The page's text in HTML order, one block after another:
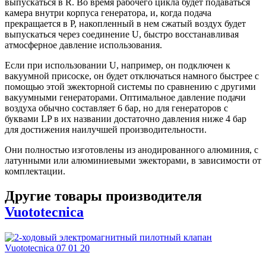
камера внутри корпуса генератора, и, когда подача
прекращается в P, накопленный в нем сжатый воздух будет
выпускаться через соединение U, быстро восстанавливая
атмосферное давление использования.
Если при использовании U, например, он подключен к
вакуумной присоске, он будет отключаться намного быстрее с
помощью этой эжекторной системы по сравнению с другими
вакуумными генераторами. Оптимальное давление подачи
воздуха обычно составляет 6 бар, но для генераторов с
буквами LP в их названии достаточно давления ниже 4 бар
для достижения наилучшей производительности.
Они полностью изготовлены из анодированного алюминия, с
латунными или алюминиевыми эжекторами, в зависимости от
комплектации.
Другие товары производителя
Vuototecnica